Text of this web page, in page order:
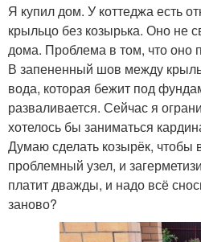
Я купил дом. У коттеджа есть
крыльцо без козырька. Оно не
дома. Проблема в том, что оно
В запененный шов между
вода, которая бежит под
разваливается. Сейчас я
хотелось бы заниматься
Думаю сделать козырёк, чтобы
проблемный узел, и
платит дважды, и надо всё
заново?